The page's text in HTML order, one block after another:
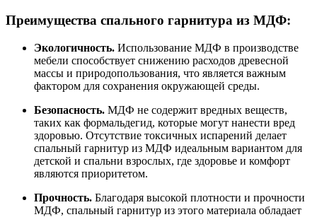
Преимущества спального гарнитура из МДФ:
Экологичность. Использование МДФ в производстве
мебели способствует снижению расходов древесной
массы и природопользования, что является важным
фактором для сохранения окружающей среды.
Безопасность. МДФ не содержит вредных веществ,
таких как формальдегид, которые могут нанести вред
здоровью. Отсутствие токсичных испарений делает
спальный гарнитур из МДФ идеальным вариантом для
детской и спальни взрослых, где здоровье и комфорт
являются приоритетом.
Прочность. Благодаря высокой плотности и прочности
МДФ, спальный гарнитур из этого материала обладает